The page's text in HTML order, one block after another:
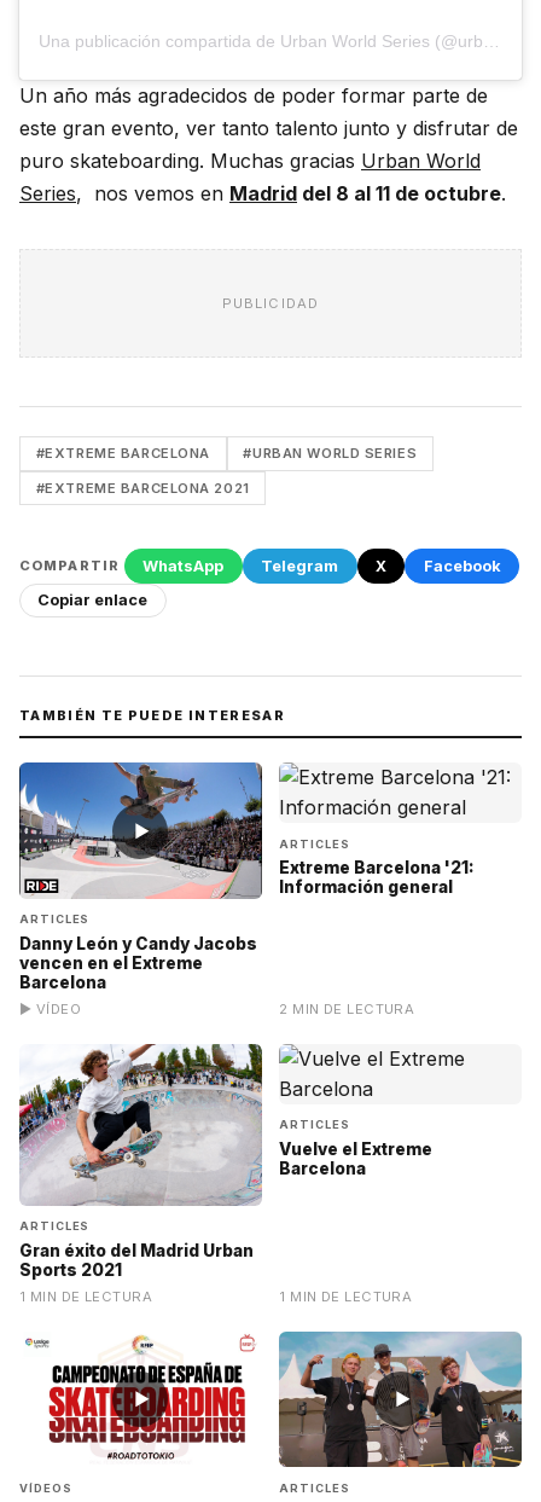
Una publicación compartida de Urban World Series (@urbanworldseries)
Un año más agradecidos de poder formar parte de
este gran evento, ver tanto talento junto y disfrutar de
puro skateboarding. Muchas gracias Urban World
Series, nos vemos en Madrid del 8 al 11 de octubre.
PUBLICIDAD
#EXTREME BARCELONA #URBAN WORLD SERIES
#EXTREME BARCELONA 2021
COMPARTIR WhatsApp Telegram X
Facebook
Copiar enlace
TAMBIÉN TE PUEDE INTERESAR
▶
ARTICLES
Danny León y Candy Jacobs
vencen en el Extreme
Barcelona
▶ VÍDEO
ARTICLES
Extreme Barcelona '21:
Información general
2 MIN DE LECTURA
ARTICLES
Gran éxito del Madrid Urban
Sports 2021
1 MIN DE LECTURA
ARTICLES
Vuelve el Extreme
Barcelona
1 MIN DE LECTURA
▶
VÍDEOS
▶
ARTICLES